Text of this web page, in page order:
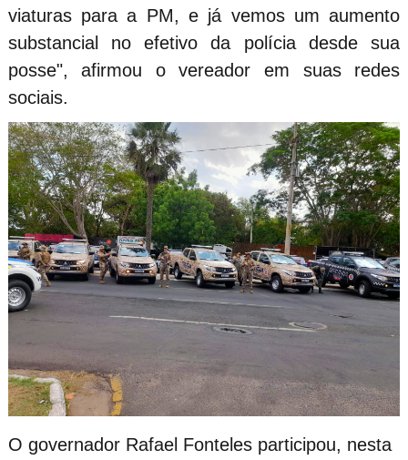
viaturas para a PM, e já vemos um aumento
substancial no efetivo da polícia desde sua
posse", afirmou o vereador em suas redes
sociais.
O governador Rafael Fonteles participou, nesta